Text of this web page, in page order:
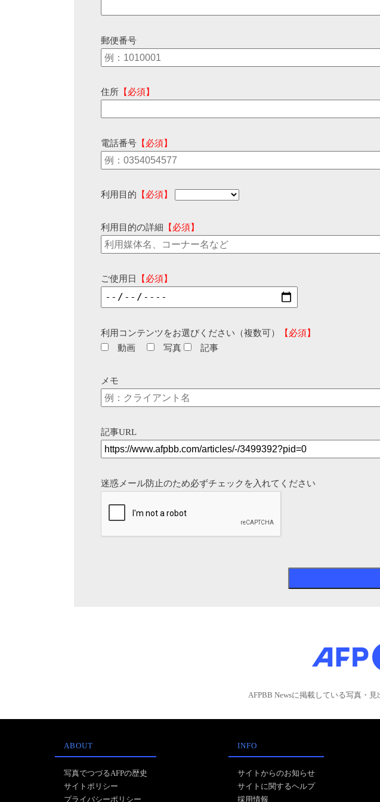
郵便番号
住所 【必須】
電話番号 【必須】
利用目的 【必須】
利用目的の詳細 【必須】
ご使用日 【必須】
利用コンテンツをお選びください（複数可）
【必須】
動画
写真 記事
メモ
記事URL
迷惑メール防止のため必ずチェックを入れてください
AFPBB Newsに掲載している写真・
ABOUT
写真でつづるAFPの歴史
サイトポリシー
プライバシーポリシー
INFO
サイトからのお知らせ
サイトに関するヘルプ
採用情報